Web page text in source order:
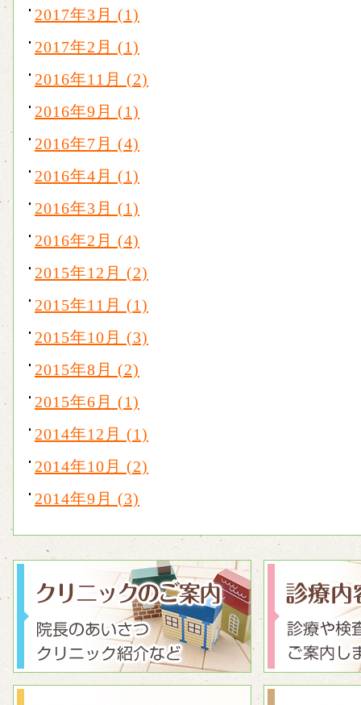
2017年3月 (1)
2017年2月 (1)
2016年11月 (2)
2016年9月 (1)
2016年7月 (4)
2016年4月 (1)
2016年3月 (1)
2016年2月 (4)
2015年12月 (2)
2015年11月 (1)
2015年10月 (3)
2015年8月 (2)
2015年6月 (1)
2014年12月 (1)
2014年10月 (2)
2014年9月 (3)